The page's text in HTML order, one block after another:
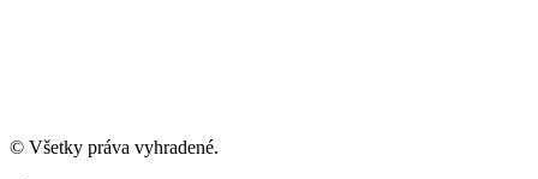
© Všetky práva vyhradené.